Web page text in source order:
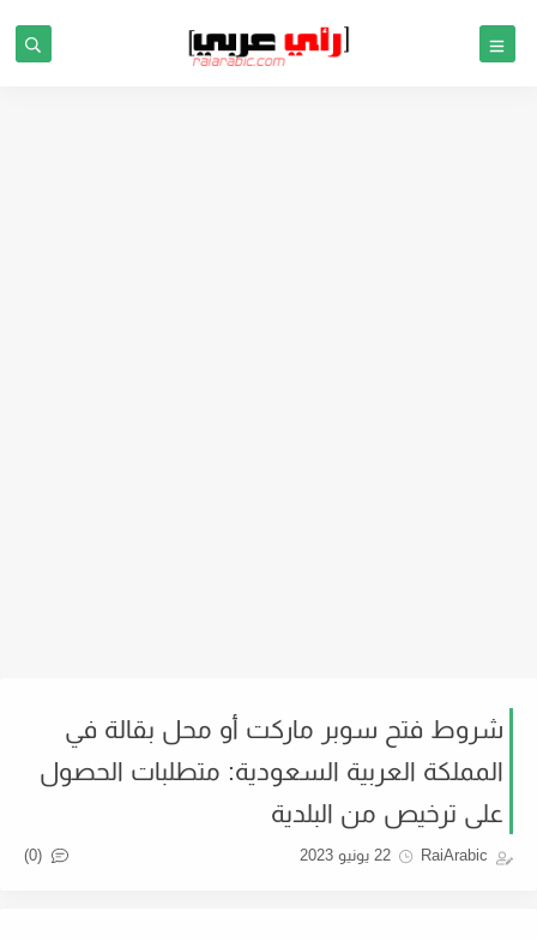
شروط فتح سوبر ماركت أو محل بقالة في
المملكة العربية السعودية: متطلبات الحصول
على ترخيص من البلدية
RaiArabic 22 يونيو 2023 (0)